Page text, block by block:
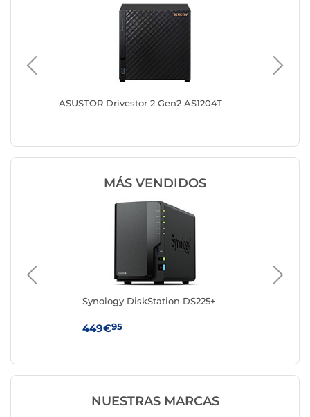
ASUSTOR Drivestor 2 Gen2 AS1204T
MÁS VENDIDOS
Synology DiskStation DS225+
449€95
NUESTRAS MARCAS